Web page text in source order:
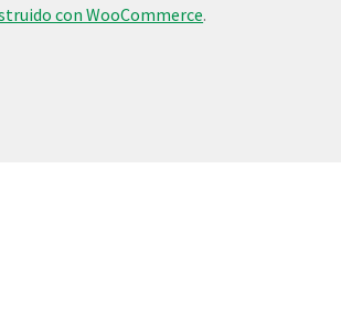
con WooCommerce.